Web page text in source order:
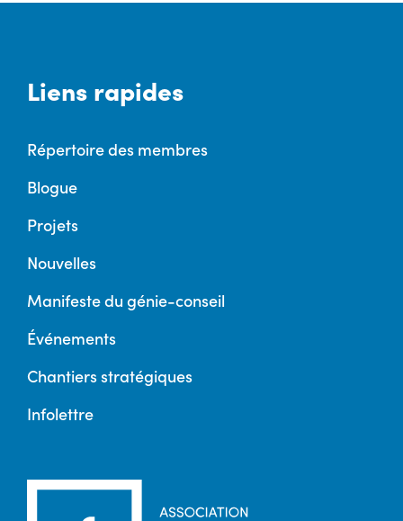
Liens rapides
Répertoire des membres
Blogue
Projets
Nouvelles
Manifeste du génie-conseil
Événements
Chantiers stratégiques
Infolettre